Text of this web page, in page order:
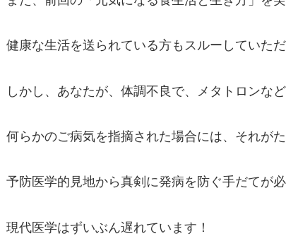
健康な生活を送られている方もスルーしていただ
しかし、あなたが、体調不良で、メタトロンな
何らかのご病気を指摘された場合には、それが
予防医学的見地から真剣に発病を防ぐ手だてが必
現代医学はずいぶん遅れています！